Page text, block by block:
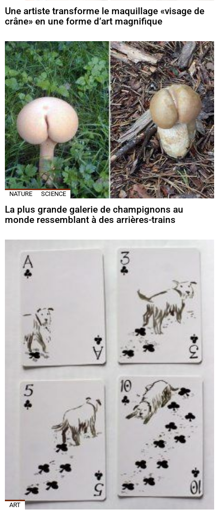
Une artiste transforme le maquillage «visage de
crâne» en une forme d’art magnifique
NATURE SCIENCE
La plus grande galerie de champignons au
monde ressemblant à des arrières-trains
ART